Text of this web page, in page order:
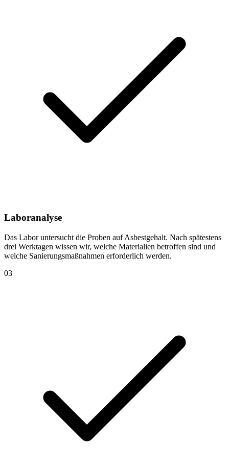
Laboranalyse
Das Labor untersucht die Proben auf Asbestgehalt. Nach spätestens
drei Werktagen wissen wir, welche Materialien betroffen sind und
welche Sanierungsmaßnahmen erforderlich werden.
03